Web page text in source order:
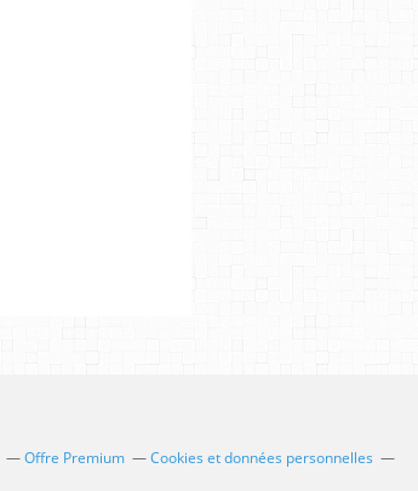
Offre Premium
Cookies et données personnelles